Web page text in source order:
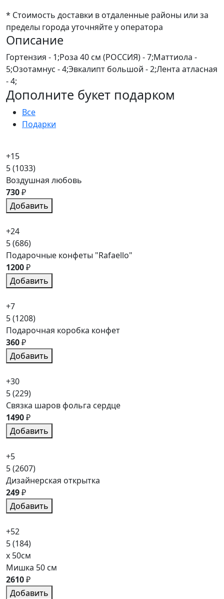
* Стоимость доставки в отдаленные районы или за
пределы города уточняйте у оператора
Описание
Гортензия - 1;Роза 40 см (РОССИЯ) - 7;Маттиола -
5;Озотамнус - 4;Эвкалипт большой - 2;Лента атласная
- 4;
Дополните букет подарком
Все
Подарки
+15
5(1033)
Воздушная любовь
730₽
Добавить
+24
5(686)
Подарочные конфеты "Rafaello"
1200₽
Добавить
+7
5(1208)
Подарочная коробка конфет
360₽
Добавить
+30
5(229)
Связка шаров фольга сердце
1490₽
Добавить
+5
5(2607)
Дизайнерская открытка
249₽
Добавить
+52
5(184)
x 50см
Мишка 50 см
2610₽
Добавить